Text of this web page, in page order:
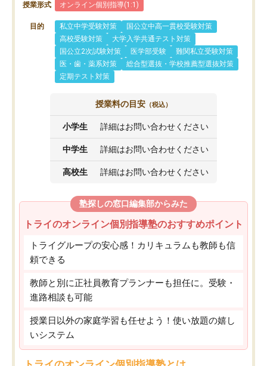
授業形式 オンライン個別指導(1:1)
目的 私立中学受験対策
国公立中高一貫校受験対策
高校受験対策
大学入学共通テスト対策
国公立2次試験対策
医学部受験
難関私立受験対策
医・歯・薬系対策
総合型選抜・学校推薦型選抜対策
定期テスト対策
授業料の目安 （税込）
小学生 詳細はお問い合わせください
中学生 詳細はお問い合わせください
高校生 詳細はお問い合わせください
塾探しの窓口編集部からみた
トライのオンライン個別指導塾のおすすめポイント
トライグループの安心感！カリキュラムも教師も信
頼できる
教師と別に正社員教育プランナーも担任に。受験・
進路相談も可能
授業日以外の家庭学習も任せよう！使い放題の嬉し
いシステム